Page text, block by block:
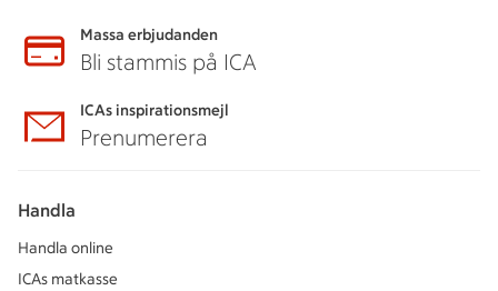
Massa erbjudanden
Bli stammis på ICA
ICAs inspirationsmejl
Prenumerera
Handla
Handla online
ICAs matkasse